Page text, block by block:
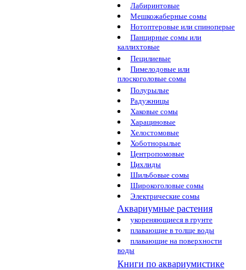
Лабиринтовые
Мешкожаберные сомы
Нотоптеровые или спиноперые
Панцирные сомы или
каллихтовые
Пецилиевые
Пимелодовые или
плоскоголовые сомы
Полурылые
Радужницы
Хаковые сомы
Харациновые
Хелостомовые
Хоботнорылые
Центропомовые
Цихлиды
Шильбовые сомы
Широкоголовые сомы
Электрические сомы
Аквариумные растения
укореняющиеся в грунте
плавающие в толще воды
плавающие на поверхности
воды
Книги по аквариумистике